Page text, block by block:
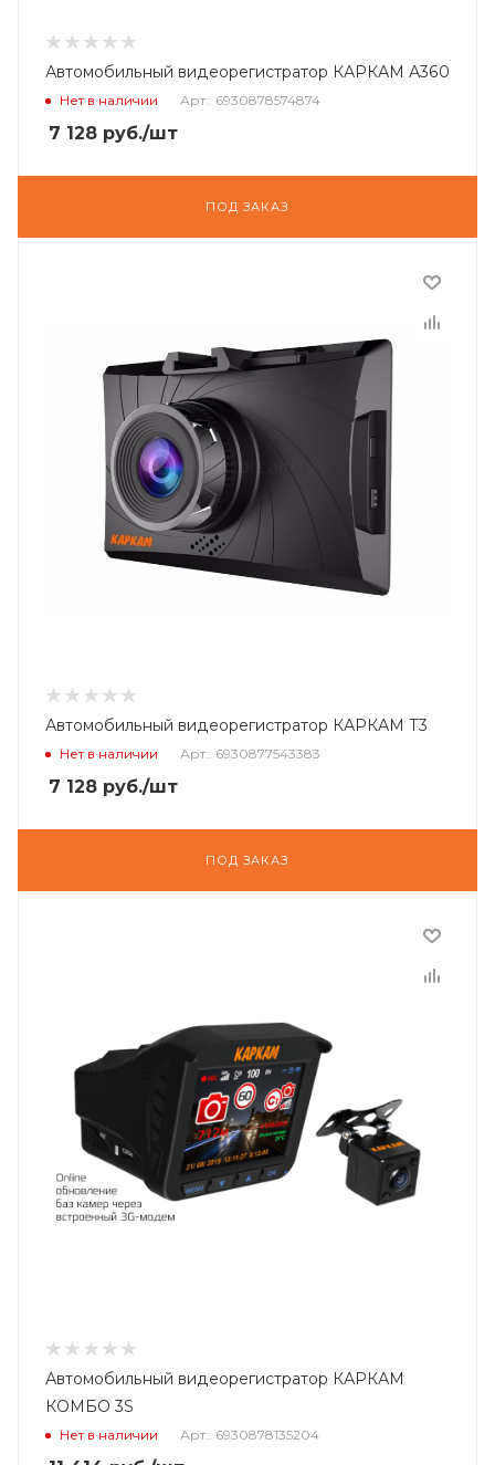
Автомобильный видеорегистратор КАРКАМ А360
Нет в наличии Арт.: 6930878574874
7 128 руб./шт
ПОД ЗАКАЗ
Автомобильный видеорегистратор КАРКАМ Т3
Нет в наличии Арт.: 6930877543383
7 128 руб./шт
ПОД ЗАКАЗ
Автомобильный видеорегистратор КАРКАМ
КОМБО 3S
Нет в наличии Арт.: 6930878135204